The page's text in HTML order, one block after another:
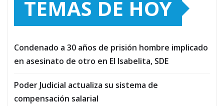
TEMAS DE HOY
Condenado a 30 años de prisión hombre implicado
en asesinato de otro en El Isabelita, SDE
Poder Judicial actualiza su sistema de
compensación salarial